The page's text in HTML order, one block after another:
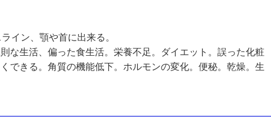
イン、顎や首に出来る。
な生活、偏った食生活。栄養不足。ダイエット。誤った化粧
できる。角質の機能低下。ホルモンの変化。便秘。乾燥。生